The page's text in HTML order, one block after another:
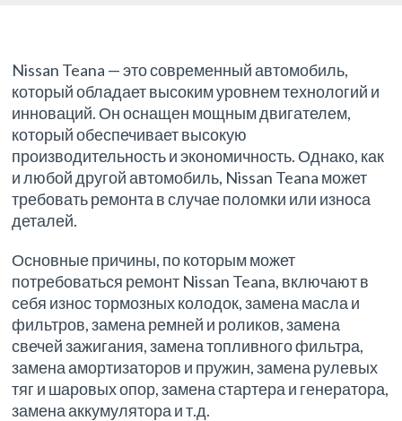
Nissan Teana — это современный автомобиль,
который обладает высоким уровнем технологий и
инноваций. Он оснащен мощным двигателем,
который обеспечивает высокую
производительность и экономичность. Однако, как
и любой другой автомобиль, Nissan Teana может
требовать ремонта в случае поломки или износа
деталей.
Основные причины, по которым может
потребоваться ремонт Nissan Teana, включают в
себя износ тормозных колодок, замена масла и
фильтров, замена ремней и роликов, замена
свечей зажигания, замена топливного фильтра,
замена амортизаторов и пружин, замена рулевых
тяг и шаровых опор, замена стартера и генератора,
замена аккумулятора и т.д.